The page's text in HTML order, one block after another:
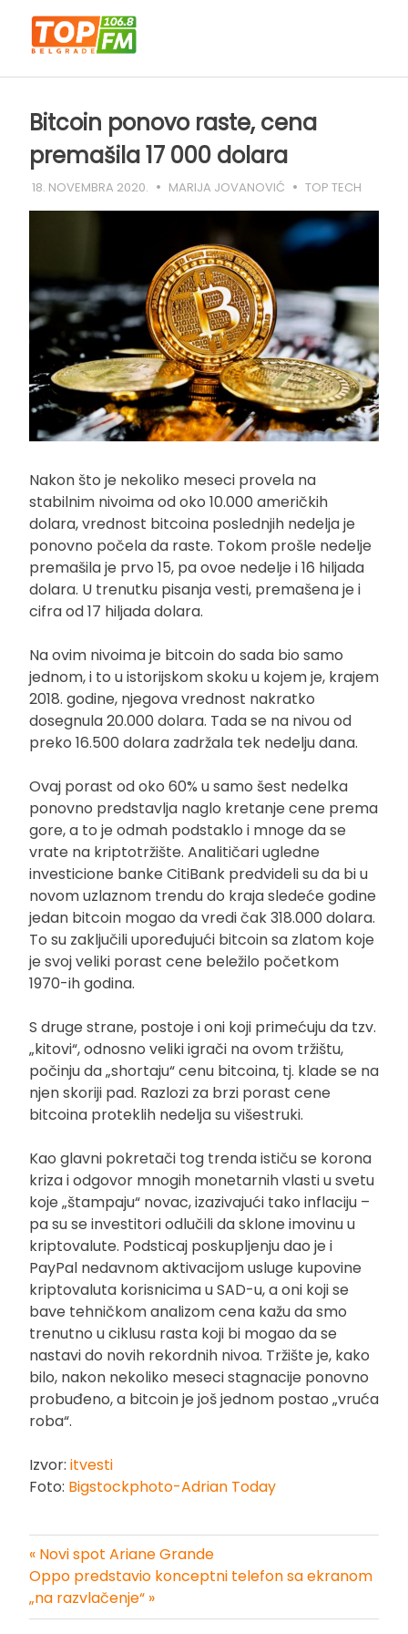
content
Bitcoin ponovo raste, cena
premašila 17 000 dolara
18. NOVEMBRA 2020. MARIJA JOVANOVIĆ TOP TECH
Nakon što je nekoliko meseci provela na
stabilnim nivoima od oko 10.000 američkih
dolara, vrednost bitcoina poslednjih nedelja je
ponovno počela da raste. Tokom prošle nedelje
premašila je prvo 15, pa ovoe nedelje i 16 hiljada
dolara. U trenutku pisanja vesti, premašena je i
cifra od 17 hiljada dolara.
Na ovim nivoima je bitcoin do sada bio samo
jednom, i to u istorijskom skoku u kojem je, krajem
2018. godine, njegova vrednost nakratko
dosegnula 20.000 dolara. Tada se na nivou od
preko 16.500 dolara zadržala tek nedelju dana.
Ovaj porast od oko 60% u samo šest nedelka
ponovno predstavlja naglo kretanje cene prema
gore, a to je odmah podstaklo i mnoge da se
vrate na kriptotržište. Analitičari ugledne
investicione banke CitiBank predvideli su da bi u
novom uzlaznom trendu do kraja sledeće godine
jedan bitcoin mogao da vredi čak 318.000 dolara.
To su zaključili upoređujući bitcoin sa zlatom koje
je svoj veliki porast cene beležilo početkom
1970-ih godina.
S druge strane, postoje i oni koji primećuju da tzv.
„kitovi“, odnosno veliki igrači na ovom tržištu,
počinju da „shortaju“ cenu bitcoina, tj. klade se na
njen skoriji pad. Razlozi za brzi porast cene
bitcoina proteklih nedelja su višestruki.
Kao glavni pokretači tog trenda ističu se korona
kriza i odgovor mnogih monetarnih vlasti u svetu
koje „štampaju“ novac, izazivajući tako inflaciju –
pa su se investitori odlučili da sklone imovinu u
kriptovalute. Podsticaj poskupljenju dao je i
PayPal nedavnom aktivacijom usluge kupovine
kriptovaluta korisnicima u SAD-u, a oni koji se
bave tehničkom analizom cena kažu da smo
trenutno u ciklusu rasta koji bi mogao da se
nastavi do novih rekordnih nivoa. Tržište je, kako
bilo, nakon nekoliko meseci stagnacije ponovno
probuđeno, a bitcoin je još jednom postao „vruća
roba“.
Izvor: itvesti
Foto: Bigstockphoto-Adrian Today
Kretanje
članka
« Novi spot Ariane Grande
Oppo predstavio konceptni telefon sa ekranom
„na razvlačenje“ »